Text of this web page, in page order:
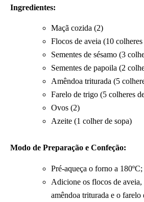
Ingredientes:
Maçã cozida (2)
Flocos de aveia (10 colheres
Sementes de sésamo (3
Sementes de papoila (2
Amêndoa triturada (5
Farelo de trigo (5 colheres
Ovos (2)
Azeite (1 colher de sopa)
Modo de Preparação e Confeção:
Pré-aqueça o forno a 180ºC;
Adicione os flocos de aveia,
amêndoa triturada e o farelo